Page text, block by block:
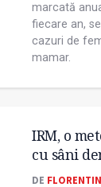
marcată
fiecare an,
cazuri de
mamar.
IRM, o
cu sâni
DE